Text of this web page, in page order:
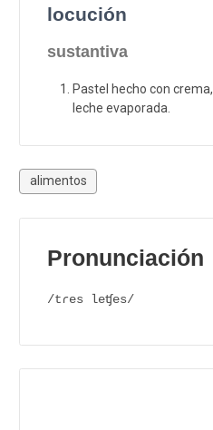
locución
sustantiva
Pastel hecho con crema,
leche evaporada.
alimentos
Pronunciación
/tɾes leʧes/